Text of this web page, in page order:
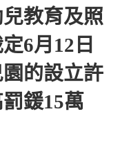
教育及照
6月12日
的設立許
鍰15萬